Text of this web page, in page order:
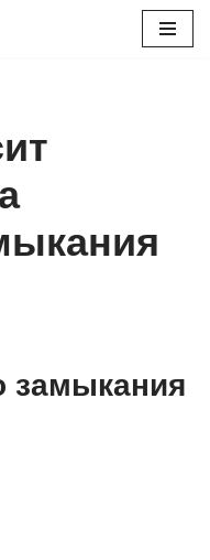
замыкания